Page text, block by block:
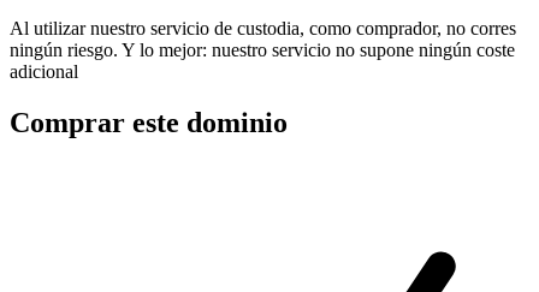
Al utilizar nuestro servicio de custodia, como comprador, no corres
ningún riesgo. Y lo mejor: nuestro servicio no supone ningún coste
adicional
Comprar este dominio